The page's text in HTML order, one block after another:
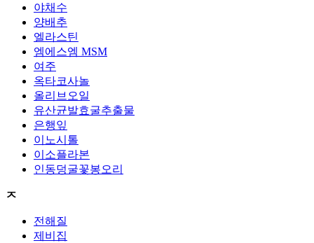
야채수
양배추
엘라스틴
엠에스엠 MSM
여주
옥타코사놀
올리브오일
유산균발효굴추출물
은행잎
이노시톨
이소플라본
인동덩굴꽃봉오리
ㅈ
전해질
제비집